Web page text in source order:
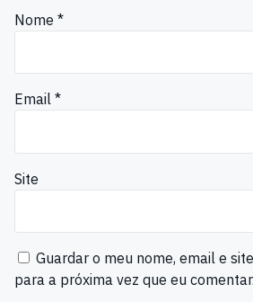
Nome *
Email *
Site
Guardar o meu nome, email e
para a próxima vez que eu comentar.